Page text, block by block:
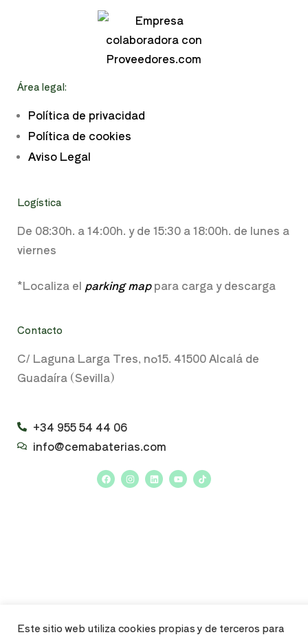
Área legal:
Política de privacidad
Política de cookies
Aviso Legal
Logística
De 08:30h. a14:00h. y de 15:30 a 18:00h. de lunes a
viernes
*Localiza el parking map para carga y descarga
Contacto
C/ Laguna Larga Tres, nº15. 41500 Alcalá de
Guadaíra (Sevilla)
+34 955 54 44 06
info@cemabaterias.com
Este sitio web utiliza cookies propias y de terceros para